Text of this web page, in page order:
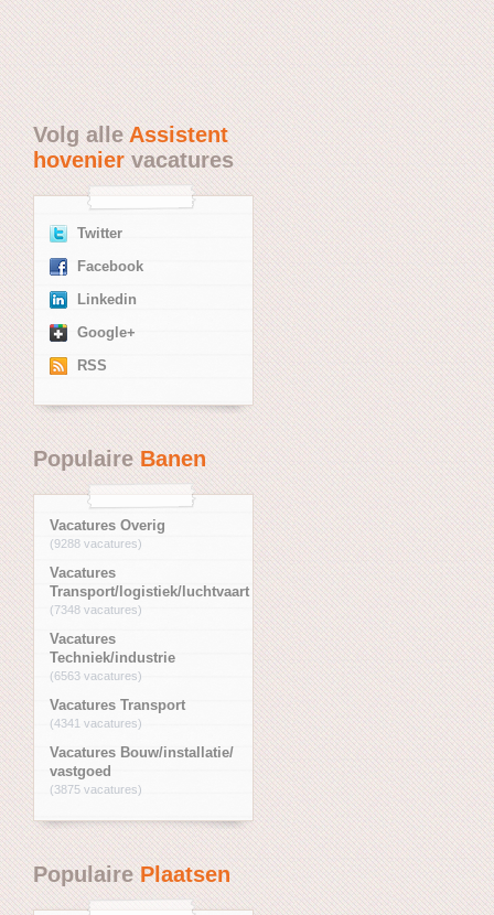
Volg alleAssistent
hoveniervacatures
Twitter
Facebook
Linkedin
Google+
RSS
PopulaireBanen
Vacatures Overig
(9288 vacatures)
Vacatures
Transport/logistiek/luchtvaart
(7348 vacatures)
Vacatures
Techniek/industrie
(6563 vacatures)
Vacatures Transport
(4341 vacatures)
Vacatures Bouw/installatie/
vastgoed
(3875 vacatures)
PopulairePlaatsen